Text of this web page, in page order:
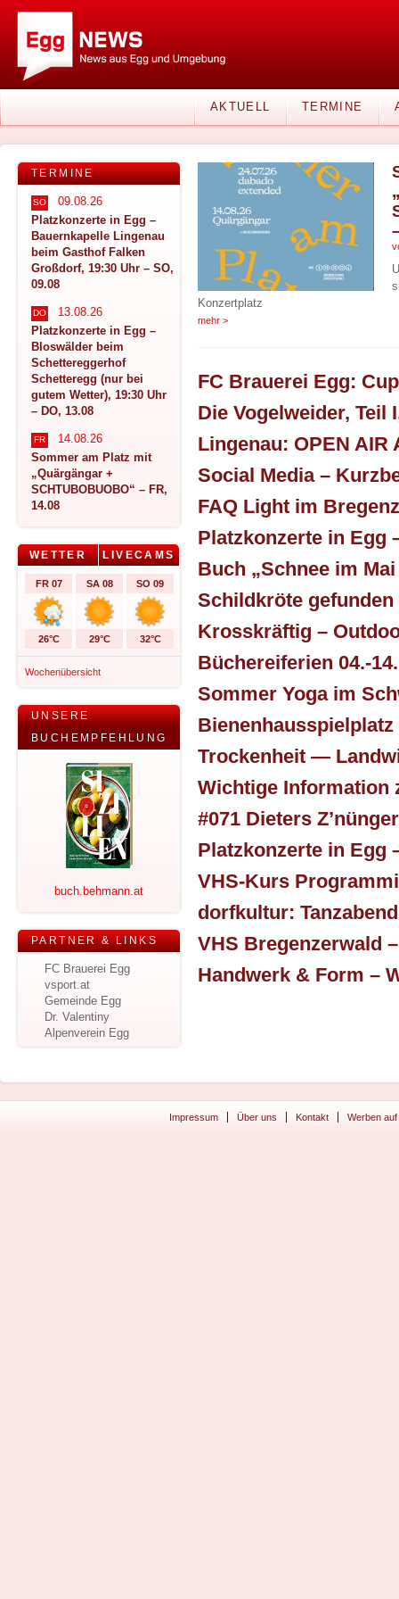
AKTUELL TERMINE
TERMINE
SO
09.08.26
Platzkonzerte in Egg –
Bauernkapelle Lingenau
beim Gasthof Falken
Großdorf, 19:30 Uhr – SO,
09.08
DO
13.08.26
Platzkonzerte in Egg –
Bloswälder beim
Schettereggerhof
Schetteregg (nur bei
gutem Wetter), 19:30 Uhr
– DO, 13.08
FR
14.08.26
Sommer am Platz mit
„Quärgängar +
SCHTUBOBUOBO“ – FR,
14.08
WETTER LIVECAMS
FR 07
26°C
SA 08
29°C
SO 09
32°C
Wochenübersicht
UNSERE
BUCHEMPFEHLUNG
buch.behmann.at
PARTNER & LINKS
FC Brauerei Egg
vsport.at
Gemeinde Egg
Dr. Valentiny
Alpenverein Egg
Konzertplatz
mehr >
Schildkröte gefunden
Impressum Über uns Kontakt Werben